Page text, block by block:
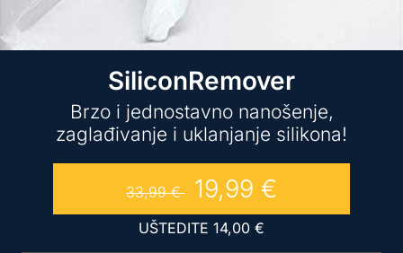
SiliconRemover
Brzo i jednostavno nanošenje,
zaglađivanje i uklanjanje silikona!
33,99€ 19,99 €
UŠTEDITE 14,00 €